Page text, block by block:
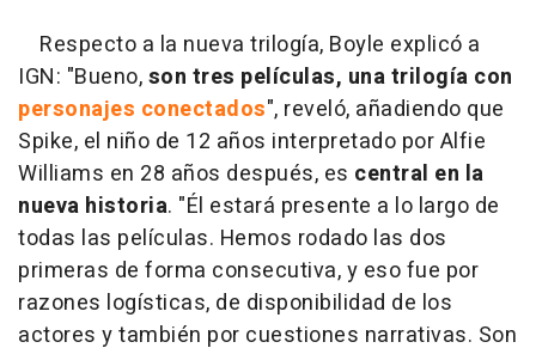
Respecto a la nueva trilogía, Boyle explicó a
IGN: "Bueno,son tres películas, una trilogía con
personajes conectados", reveló, añadiendo que
Spike, el niño de 12 años interpretado por Alfie
Williams en 28 años después, es central en la
nueva historia. "Él estará presente a lo largo de
todas las películas. Hemos rodado las dos
primeras de forma consecutiva, y eso fue por
razones logísticas, de disponibilidad de los
actores y también por cuestiones narrativas. Son